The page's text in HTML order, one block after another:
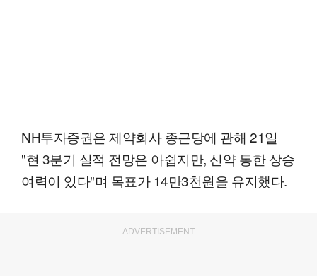
NH투자증권은 제약회사 종근당에 관해 21일
"현 3분기 실적 전망은 아쉽지만, 신약 통한 상승
여력이 있다"며 목표가 14만3천원을 유지했다.
ADVERTISEMENT